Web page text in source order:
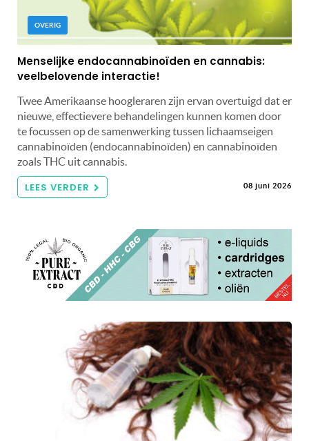
OVERIG
Menselijke endocannabinoïden en cannabis:
veelbelovende interactie!
Twee Amerikaanse hoogleraren zijn ervan overtuigd dat er
nieuwe, effectievere behandelingen kunnen komen door
te focussen op de samenwerking tussen lichaamseigen
cannabinoïden (endocannabinoïden) en cannabinoïden
zoals THC uit cannabis.
LEES VERDER 08 juni 2026